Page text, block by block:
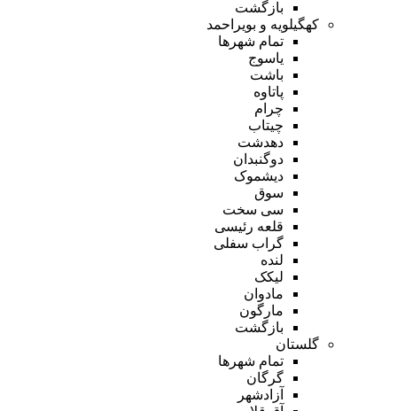
بازگشت
کهگیلویه و بویراحمد
تمام شهر‌ها
یاسوج
باشت
پاتاوه
چرام
چیتاب
دهدشت
دوگنبدان
دیشموک
سوق
سی سخت
قلعه رئیسی
گراب سفلی
لنده
لیکک
مادوان
مارگون
بازگشت
گلستان
تمام شهر‌ها
گرگان
آزادشهر